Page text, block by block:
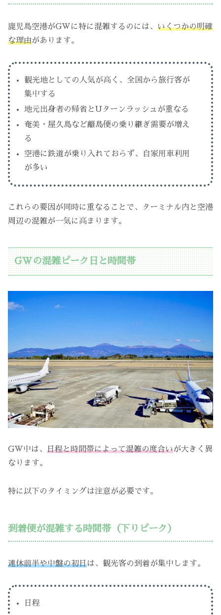
鹿児島空港がGWに特に混雑するのには、 いくつかの明確
な理由があります。
観光地としての人気が高く、全国から旅行客が
集中する
地元出身者の帰省とUターンラッシュが重なる
奄美・屋久島など離島便の乗り継ぎ需要が増え
る
空港に鉄道が乗り入れておらず、自家用車利用
が多い
これらの要因が同時に重なることで、ターミナル内と空港
周辺の混雑が一気に高まります。
GWの混雑ピーク日と時間帯
GW中は、 日程と時間帯によって混雑の度合いが大きく異
なります。
特に以下のタイミングは注意が必要です。
到着便が混雑する時間帯（下りピーク）
連休前半や中盤の初日は、観光客の到着が集中します。
日程